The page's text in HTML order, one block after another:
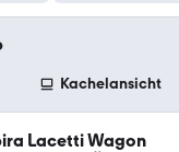
Kachelansicht
Lacetti Wagon